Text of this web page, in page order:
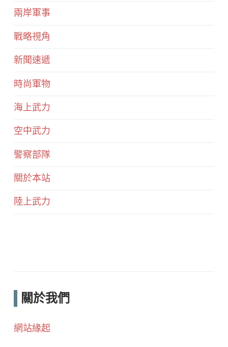
兩岸軍事
戰略視角
新聞速遞
時尚軍物
海上武力
空中武力
警察部隊
關於本站
陸上武力
關於我們
網站緣起